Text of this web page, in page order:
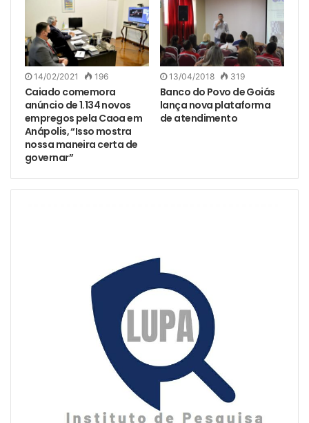
14/02/2021 196
Caiado comemora
anúncio de 1.134 novos
empregos pela Caoa em
Anápolis, “Isso mostra
nossa maneira certa de
governar”
13/04/2018 319
Banco do Povo de Goiás
lança nova plataforma
de atendimento